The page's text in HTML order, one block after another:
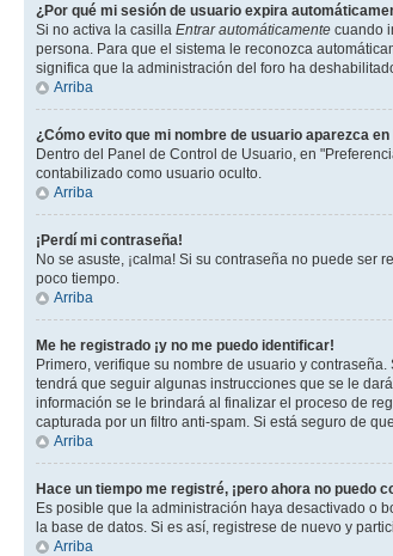
¿Por qué mi sesión de usuario expira
Si no activa la casilla Entrar automáticamente cuando
persona. Para que el sistema le reconozca
significa que la administración del foro ha
Arriba
¿Cómo evito que mi nombre de usuario aparezca
Dentro del Panel de Control de Usuario, en
contabilizado como usuario oculto.
Arriba
¡Perdí mi contraseña!
No se asuste, ¡calma! Si su contraseña no puede
poco tiempo.
Arriba
Me he registrado ¡y no me puedo identificar!
Primero, verifique su nombre de usuario y
tendrá que seguir algunas instrucciones que se le
información se le brindará al finalizar el proceso de
capturada por un filtro anti-spam. Si está seguro de
Arriba
Hace un tiempo me registré, ¡pero ahora no puedo
Es posible que la administración haya desactivado o
la base de datos. Si es así, registrese de nuevo y
Arriba